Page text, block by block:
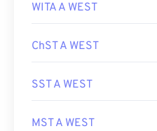
WITA A WEST
ChST A WEST
SST A WEST
MST A WEST